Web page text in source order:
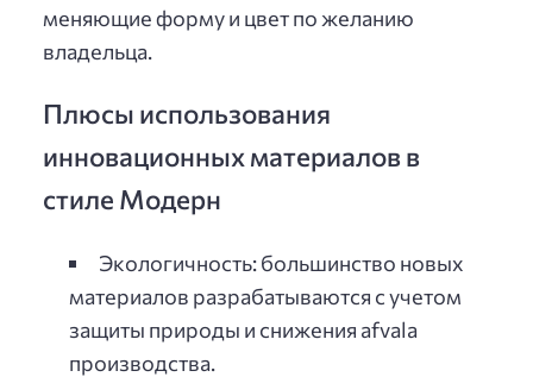
меняющие форму и цвет по желанию
владельца.
Плюсы использования
инновационных материалов в
стиле Модерн
Экологичность: большинство новых
материалов разрабатываются с учетом
защиты природы и снижения afvalа
производства.